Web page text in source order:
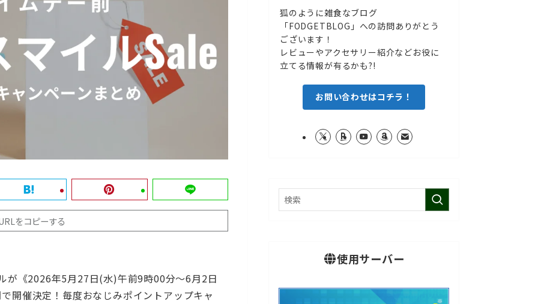
をコピーする
が《2026年5月27日(水)午前9時00分〜6月2日
開催決定！毎度おなじみポイントアップキャ
狐のように雑食なブログ
「FODGETBLOG」への訪問ありがとう
ございます！
レビューやアクセサリー紹介などお役に
立てる情報が有るかも?!
お問い合わせはコチラ！
使用サーバー